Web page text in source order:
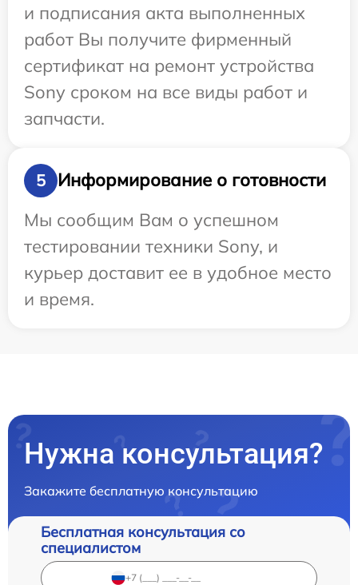
и подписания акта выполненных
работ Вы получите фирменный
сертификат на ремонт устройства
Sony сроком на все виды работ и
запчасти.
5
Информирование о готовности
Мы сообщим Вам о успешном
тестировании техники Sony, и
курьер доставит ее в удобное место
и время.
Нужна консультация?
Закажите бесплатную консультацию
Бесплатная консультация со
специалистом